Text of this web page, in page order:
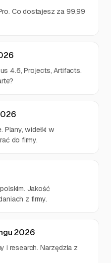
Co dostajesz za 99,99
4.6, Projects, Artifacts.
Plany, widełki w
do firmy.
Jakość
z firmy.
2026
i research. Narzędzia z